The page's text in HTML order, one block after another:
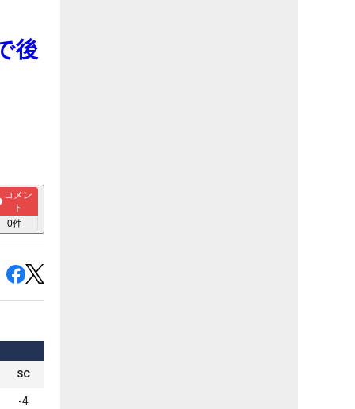
後
コメン
ト
0件
SC
-4